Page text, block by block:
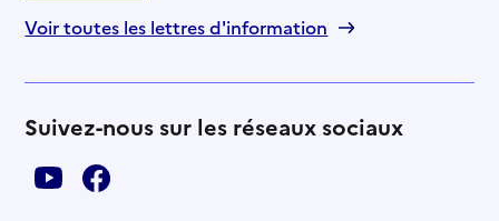
Voir toutes les lettres d'information
Suivez-nous sur les réseaux sociaux